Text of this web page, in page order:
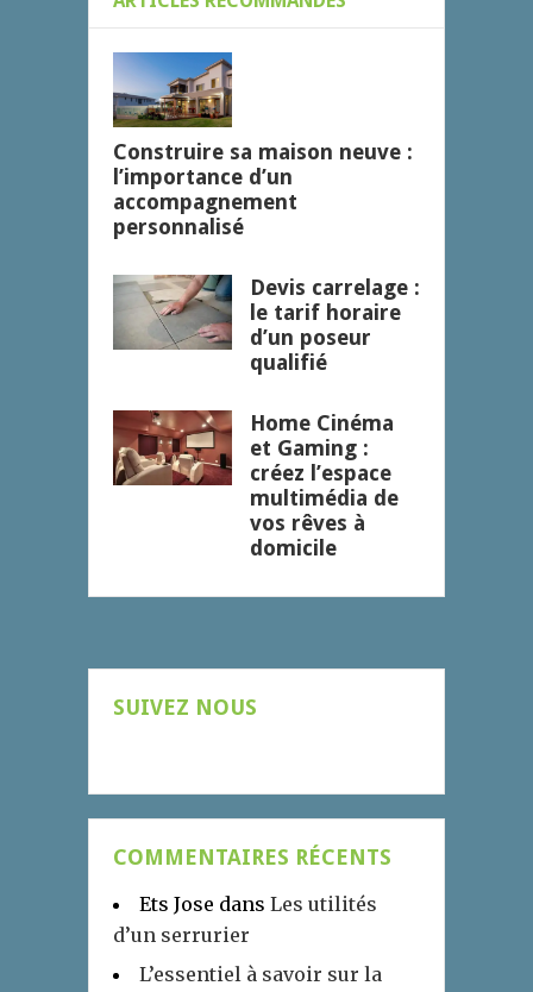
Construire sa maison neuve :
l’importance d’un
accompagnement
personnalisé
Devis carrelage :
le tarif horaire
d’un poseur
qualifié
Home Cinéma
et Gaming :
créez l’espace
multimédia de
vos rêves à
domicile
SUIVEZ NOUS
COMMENTAIRES RÉCENTS
Ets Jose dans Les utilités
d’un serrurier
L’essentiel à savoir sur la